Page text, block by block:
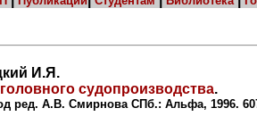
И.Я.
судопроизводства.
ред. А.В. Смирнова СПб.: Альфа, 1996.